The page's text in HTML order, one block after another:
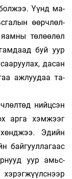
болжээ. Үүнд ма­
өөрч­лөл­­
төлөө­лөл
буй уур
дасан
ажлуудаа та­
нийцсэн
арга хэмжээг
Эдийн
байгууллагаас
уур амьс­